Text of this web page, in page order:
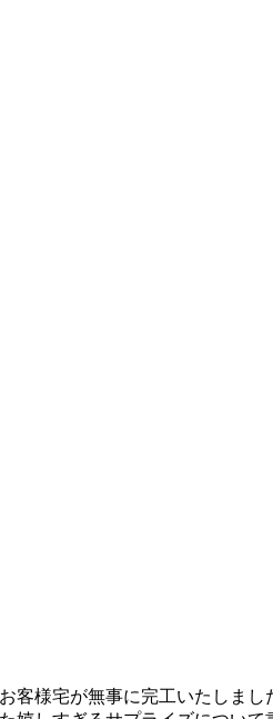
客様宅が無事に完工いたしま